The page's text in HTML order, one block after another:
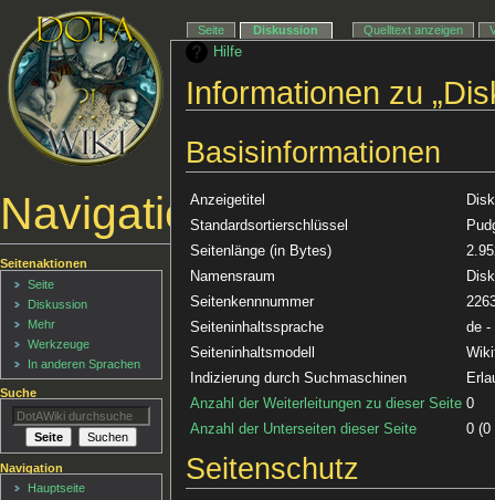
Hilfe
Informationen zu
Basisinformationen
Anzeigetitel
Standardsortierschlüssel
Seitenlänge (in Bytes)
Namensraum
Seitenkennnummer
Seiteninhaltssprache
de -
Seiteninhaltsmodell
Indizierung durch Suchmaschinen
Anzahl der Weiterleitungen zu dieser Seite 0
Anzahl der Unterseiten dieser Seite
0 (0
Seitenschutz
Navigationsmenü
Seite Diskussion Quelltext anzeigen
Seitenaktionen
Seite
Diskussion
Mehr
Werkzeuge
In anderen Sprachen
Suche
Navigation
Hauptseite